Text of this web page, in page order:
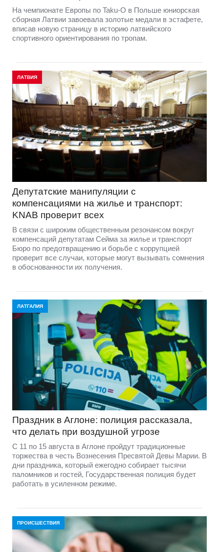
На чемпионате Европы по Taku-O в Польше юниорская
сборная Латвии завоевала золотые медали в эстафете,
вписав новую страницу в историю латвийского
спортивного ориентирования по тропам.
ЛАТВИЯ
Депутатские манипуляции с
компенсациями на жилье и транспорт:
KNAB проверит всех
В связи с широким общественным резонансом вокруг
компенсаций депутатам Сейма за жилье и транспорт
Бюро по предотвращению и борьбе с коррупцией
проверит все случаи, которые могут вызывать сомнения
в обоснованности их получения.
ЛАТГАЛИЯ
Праздник в Аглоне: полиция рассказала,
что делать при воздушной угрозе
С 11 по 15 августа в Аглоне пройдут традиционные
торжества в честь Вознесения Пресвятой Девы Марии. В
дни праздника, который ежегодно собирает тысячи
паломников и гостей, Государственная полиция будет
работать в усиленном режиме.
ПРОИСШЕСТВИЯ